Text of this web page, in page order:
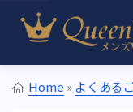
Skip to content
東京メン
メンズブラジリアン
イーンズワックス)東
Home » よくある